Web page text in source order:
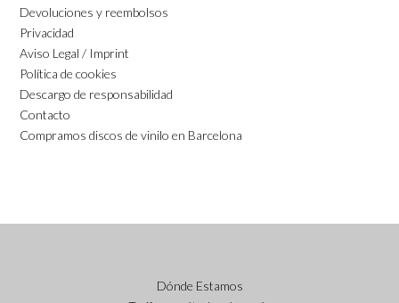
Devoluciones y reembolsos
Privacidad
Aviso Legal / Imprint
Política de cookies
Descargo de responsabilidad
Contacto
Compramos discos de vinilo en Barcelona
Dónde Estamos